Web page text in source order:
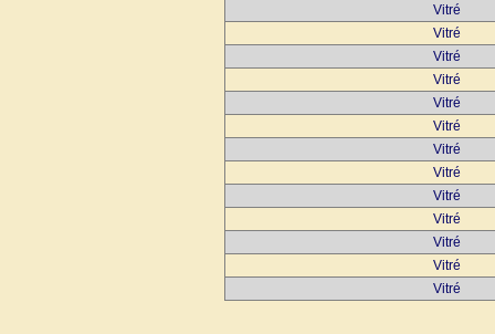
Vitré
Vitré
Vitré
Vitré
Vitré
Vitré
Vitré
Vitré
Vitré
Vitré
Vitré
Vitré
Vitré